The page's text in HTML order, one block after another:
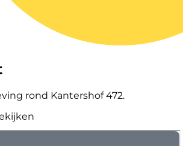
rond Kantershof 472.